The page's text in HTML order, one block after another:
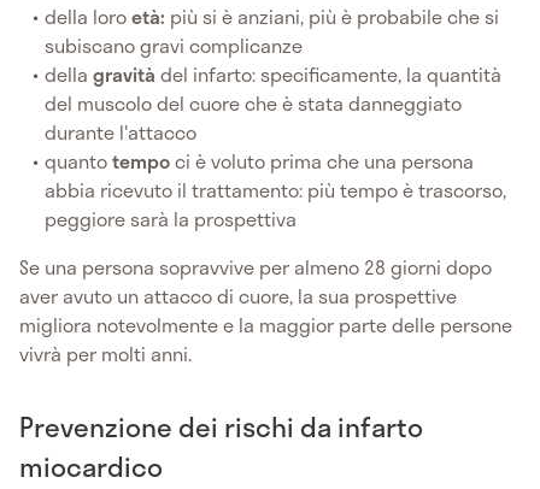
della loroetà: più si è anziani, più è probabile che si
subiscano gravi complicanze
dellagravità del infarto: specificamente, la quantità
del muscolo del cuore che è stata danneggiato
durante l'attacco
quantotempoci è voluto prima che una persona
abbia ricevuto il trattamento: più tempo è trascorso,
peggiore sarà la prospettiva
Se una persona sopravvive per almeno 28 giorni dopo
aver avuto un attacco di cuore, la sua prospettive
migliora notevolmente e la maggior parte delle persone
vivrà per molti anni.
Prevenzione dei rischi da infarto
miocardico